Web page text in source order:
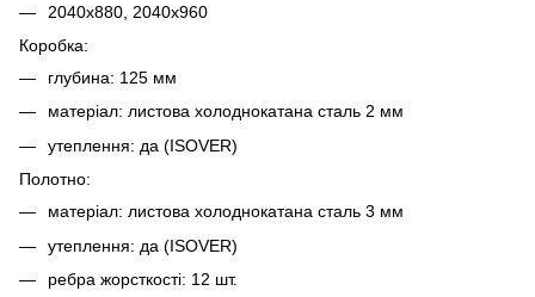
2040х880, 2040х960
Коробка:
глубина: 125 мм
матеріал: листова холоднокатана сталь 2 мм
утеплення: да (ISOVER)
Полотно:
матеріал: листова холоднокатана сталь 3 мм
утеплення: да (ISOVER)
ребра жорсткості: 12 шт.